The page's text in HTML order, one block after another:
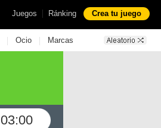
Juegos | Ránking Crea tu juego
| Ocio | Marcas
03:00